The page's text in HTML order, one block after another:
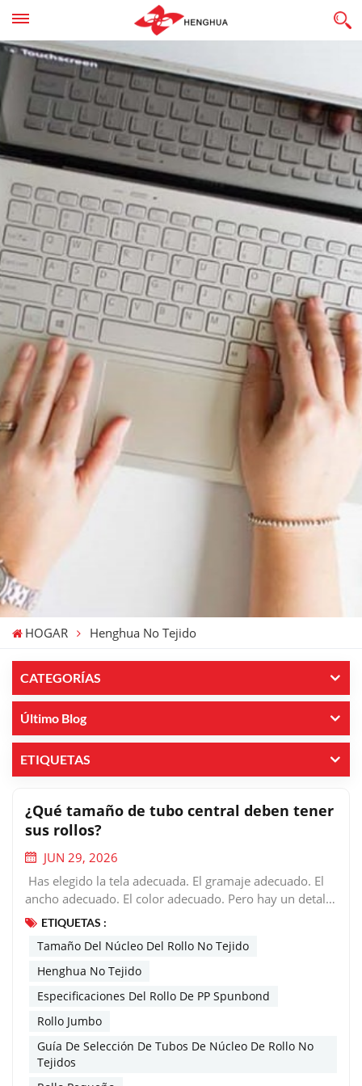
HOGAR Henghua No Tejido
CATEGORÍAS
Último Blog
ETIQUETAS
¿Qué tamaño de tubo central deben tener
sus rollos?
JUN 29, 2026
Has elegido la tela adecuada. El gramaje adecuado. El
ancho adecuado. El color adecuado. Pero hay un detalle
más que importa, y que a menudo se pasa por alto:
Puede parecer un detalle insignificante, pero elegir el
tamaño incorrecto del núcleo puede afectar los costos
de envío, la eficiencia de la producción e incluso la
calidad de la tela.Aquí encontrará todo lo que necesita
saber para seleccionar el tubo central adecuado para su
tejido no tejido spunbond de PP.¿Qué es un tubo con
núcleo enrollado?Un tubo de núcleo de rollo (también
ETIQUETAS :
Tamaño Del Núcleo Del Rollo No Tejido
Henghua No Tejido
Especificaciones Del Rollo De PP Spunbond
Rollo Jumbo
Guía De Selección De Tubos De Núcleo De Rollo No
Tejidos